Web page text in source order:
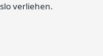
verliehen.